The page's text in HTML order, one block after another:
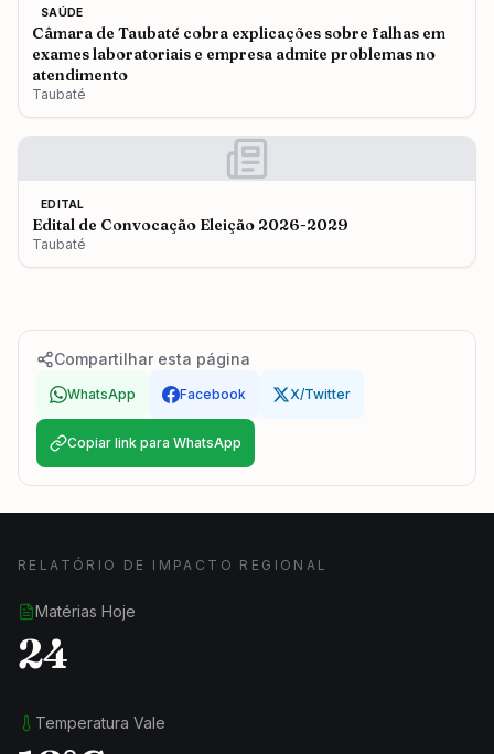
SAÚDE
Câmara de Taubaté cobra explicações sobre falhas em
exames laboratoriais e empresa admite problemas no
atendimento
Taubaté
EDITAL
Edital de Convocação Eleição 2026-2029
Taubaté
Compartilhar esta página
WhatsApp Facebook X/Twitter
Copiar link para WhatsApp
RELATÓRIO DE IMPACTO REGIONAL
Matérias Hoje
24
Temperatura Vale